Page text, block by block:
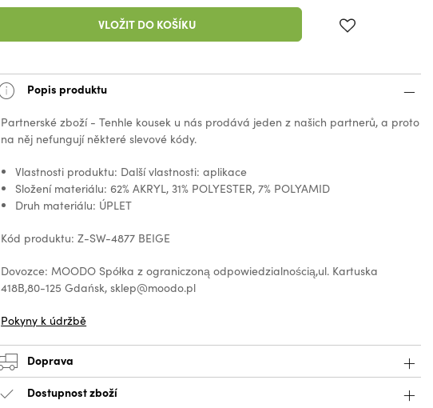
VLOŽIT DO KOŠÍKU
Popis produktu
Partnerské zboží - Tenhle kousek u nás prodává jeden z našich partnerů, a proto
na něj nefungují některé slevové kódy.
Vlastnosti produktu: Další vlastnosti: aplikace
Složení materiálu: 62% AKRYL, 31% POLYESTER, 7% POLYAMID
Druh materiálu: ÚPLET
Kód produktu: Z-SW-4877 BEIGE
Dovozce: MOODO Spółka z ograniczoną odpowiedzialnością,ul. Kartuska
418B,80-125 Gdańsk, sklep@moodo.pl
Pokyny k údržbě
Doprava
Dostupnost zboží